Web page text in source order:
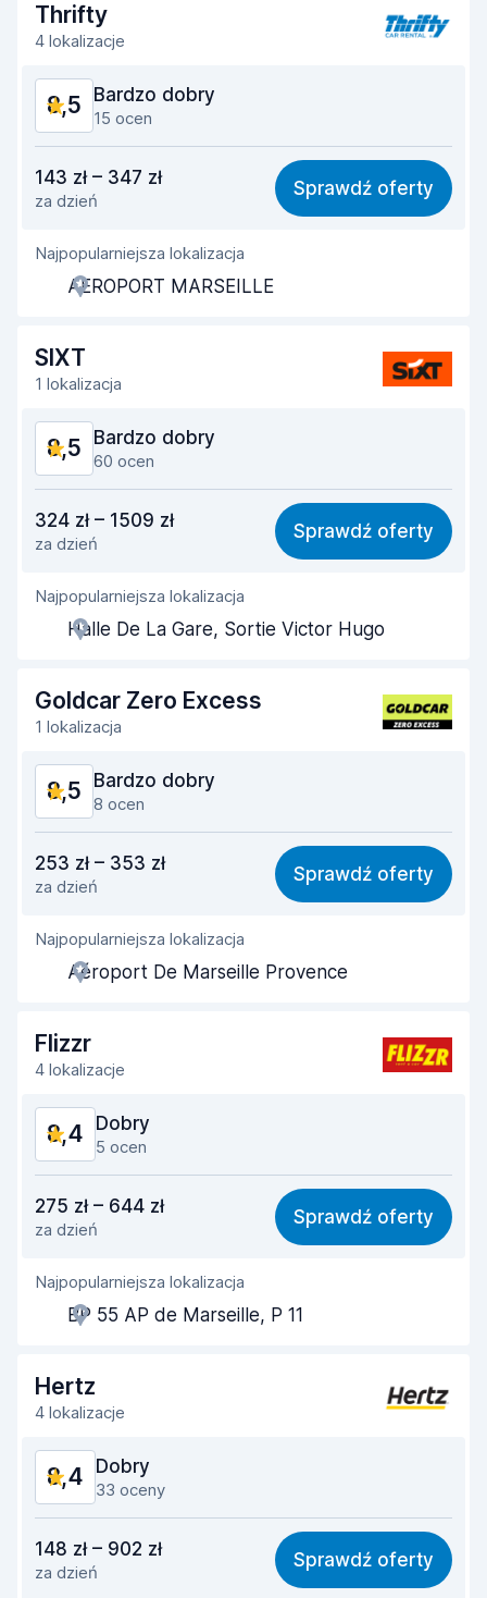
Thrifty
4 lokalizacje
8,5 Bardzo dobry
15 ocen
8,2
Łatwość znalezienia 8,4
Pomocność przedstawiciela
Szybkość odbioru
Szybkość zwrotu 8,5
Czystość samochodu
Stan samochodu
143 zł – 347 zł
za dzień
Sprawdź oferty
Najpopularniejsza lokalizacja
AEROPORT MARSEILLE
SIXT
1 lokalizacja
8,5 Bardzo dobry
60 ocen
7,7
Łatwość znalezienia 8,9
Pomocność przedstawiciela
Szybkość odbioru
Szybkość zwrotu 8,8
Czystość samochodu
Stan samochodu
324 zł – 1509 zł
za dzień
Sprawdź oferty
Najpopularniejsza lokalizacja
Halle De La Gare, Sortie Victor Hugo
Goldcar Zero Excess
1 lokalizacja
8,5 Bardzo dobry
8 ocen
8,3
Łatwość znalezienia 8,2
Pomocność przedstawiciela
Szybkość odbioru
Szybkość zwrotu 9,0
Czystość samochodu
Stan samochodu
253 zł – 353 zł
za dzień
Sprawdź oferty
Najpopularniejsza lokalizacja
Aéroport De Marseille Provence
Flizzr
4 lokalizacje
8,4 Dobry
5 ocen
7,8
Łatwość znalezienia 8,2
Pomocność przedstawiciela
Szybkość odbioru
Szybkość zwrotu 8,3
Czystość samochodu
Stan samochodu
275 zł – 644 zł
za dzień
Sprawdź oferty
Najpopularniejsza lokalizacja
BP 55 AP de Marseille, P 11
Hertz
4 lokalizacje
8,4 Dobry
33 oceny
7,6
Łatwość znalezienia 9,1
148 zł – 902 zł
za dzień
Sprawdź oferty